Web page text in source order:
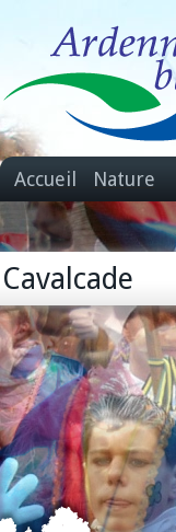
Accueil Nature
Cavalcade